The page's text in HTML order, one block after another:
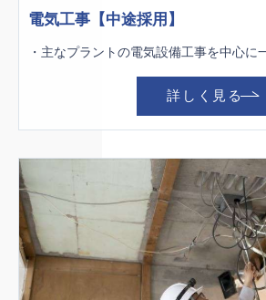
電気工事【中途採用】
詳しく見る